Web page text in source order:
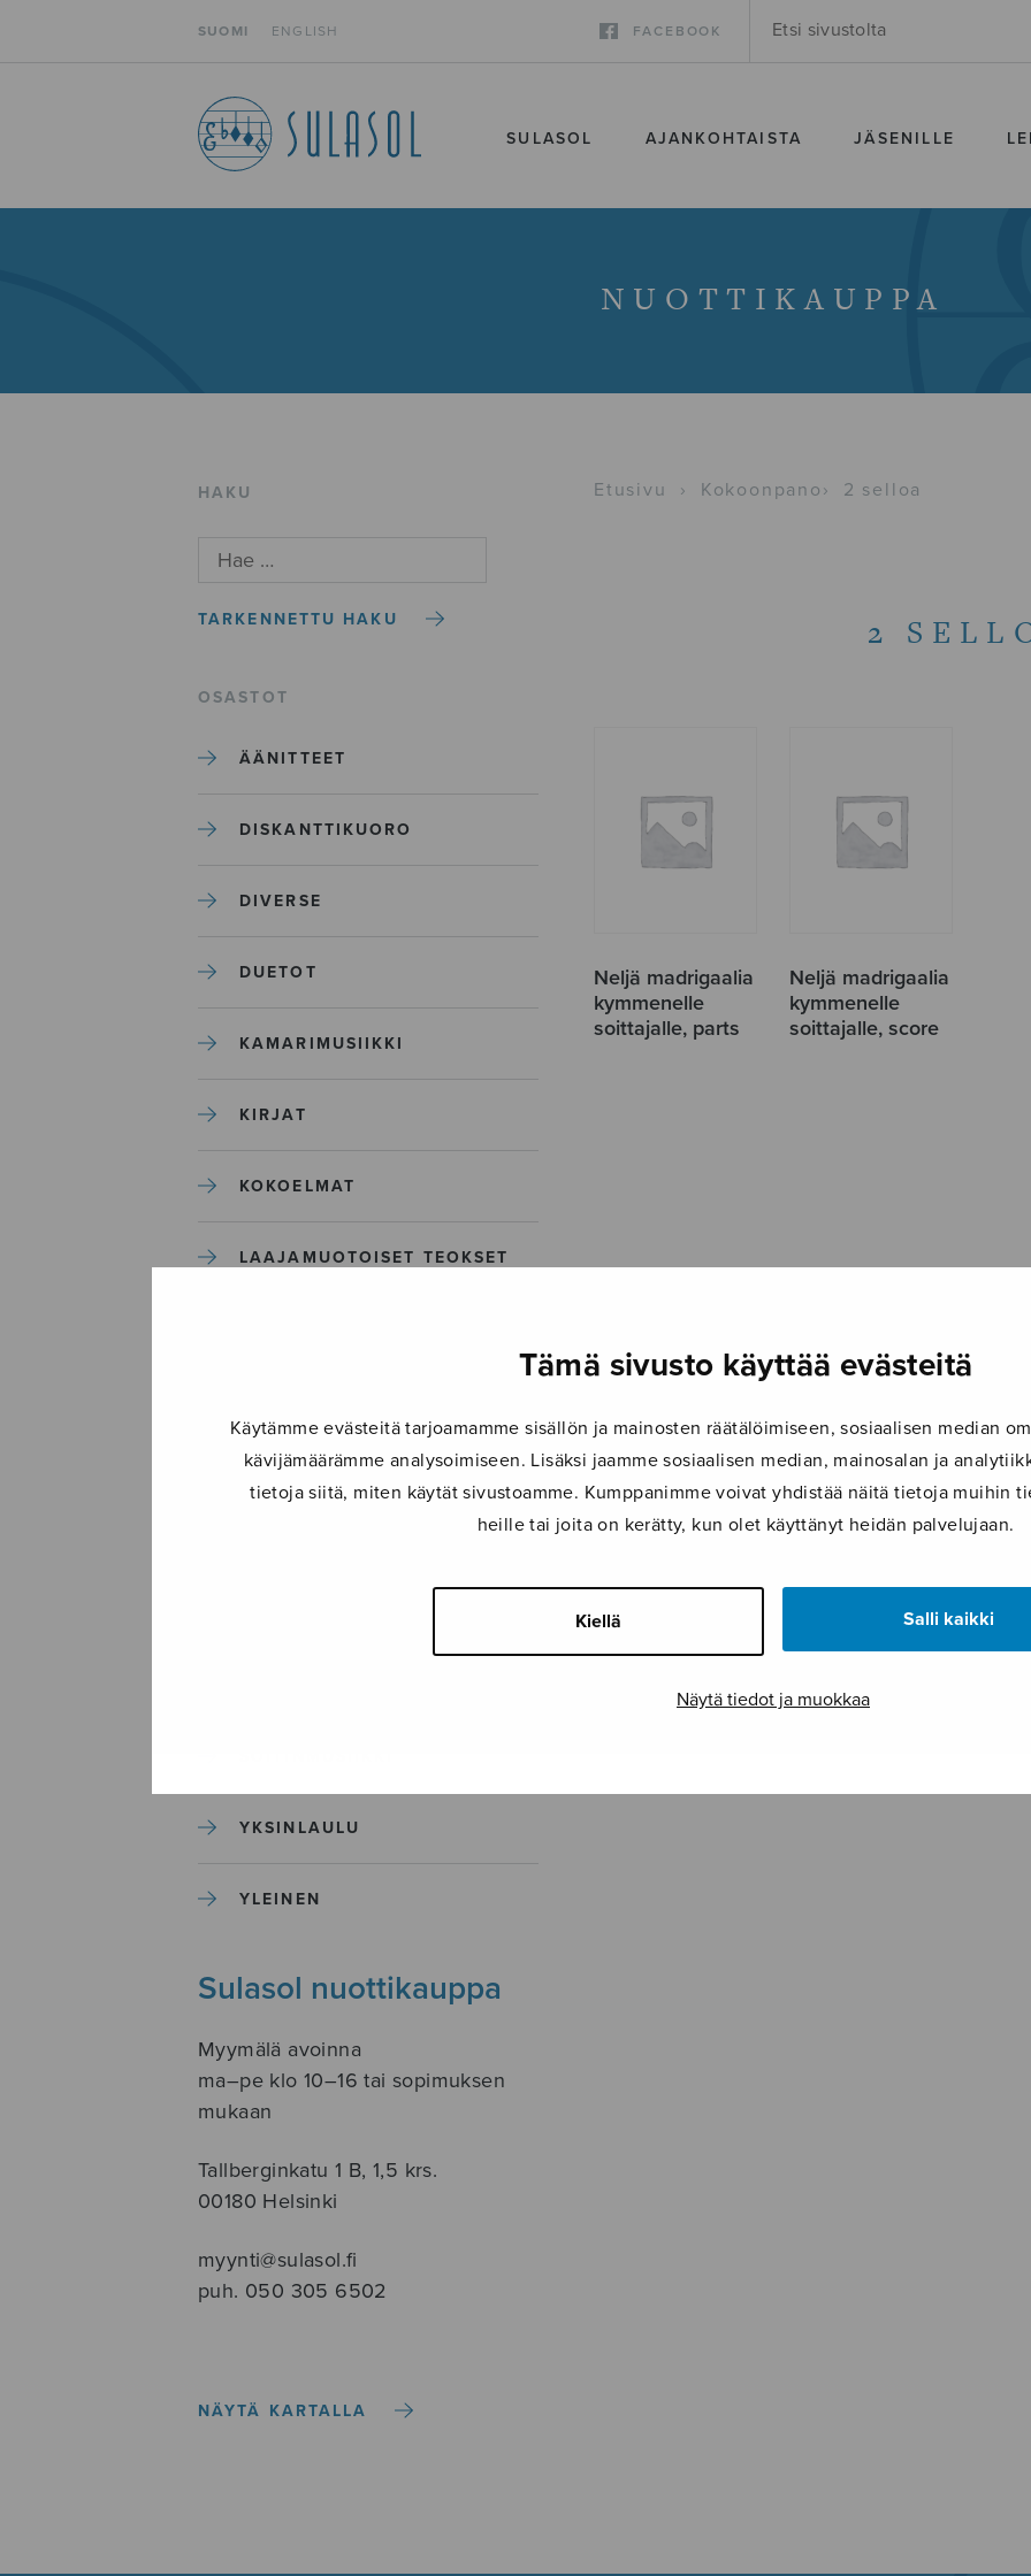
Tämä sivusto käyttää evästeitä
Käytämme evästeitä tarjoamamme sisällön ja mainosten räätälöimiseen, sosiaalisen median
kävijämäärämme analysoimiseen. Lisäksi jaamme sosiaalisen median, mainosalan ja
tietoja siitä, miten käytät sivustoamme. Kumppanimme voivat yhdistää näitä tietoja muihin
heille tai joita on kerätty, kun olet käyttänyt heidän palvelujaan.
Kiellä Salli kaikki
Näytä tiedot ja muokkaa
SUOMI ENGLISH FACEBOOK
SULASOL AJANKOHTAISTA JÄSENILLE
NUOTTIKAUPPA
HAKU
TARKENNETTU HAKU
OSASTOT
ÄÄNITTEET
DISKANTTIKUORO
DIVERSE
DUETOT
KAMARIMUSIIKKI
KIRJAT
KOKOELMAT
LAAJAMUOTOISET TEOKSET
MUUT
YKSINLAULU
YLEINEN
Sulasol nuottikauppa
Myymälä avoinna
ma–pe klo 10–16 tai sopimuksen
mukaan
Tallberginkatu 1 B, 1,5 krs.
00180 Helsinki
myynti@sulasol.fi
puh. 050 305 6502
NÄYTÄ KARTALLA
Etusivu › Kokoonpano › 2 selloa
2
Neljä madrigaalia
kymmenelle
soittajalle, parts
Neljä madrigaalia
kymmenelle
soittajalle, score